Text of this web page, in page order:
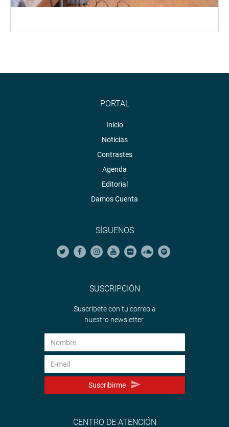
PORTAL
Inicio
Noticias
Contrastes
Agenda
Editorial
Damos Cuenta
SÍGUENOS
SUSCRIPCIÓN
Suscríbete con tu correo a
nuestro newsletter.
Suscribirme
CENTRO DE ATENCIÓN